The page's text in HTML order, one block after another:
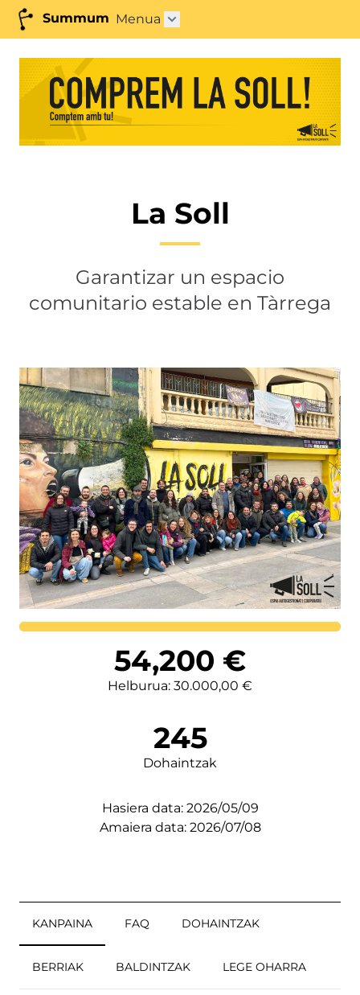
Summum Menua Azpimenua ireki"
La Soll
Garantizar un espacio
comunitario estable en Tàrrega
Lortutakoa
54,200 €
Helburua: 30.000,00 €
245
Dohaintzak
Hasiera data: 2026/05/09
Amaiera data: 2026/07/08
KANPAINA FAQ DOHAINTZAK
BERRIAK BALDINTZAK LEGE OHARRA